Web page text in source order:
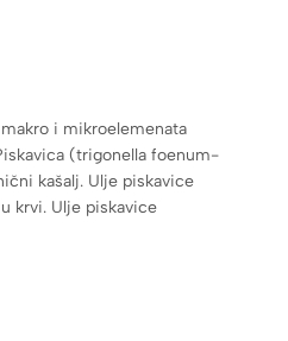
i mikroelemenata
(trigonella foenum-
kašalj. Ulje piskavice
krvi. Ulje piskavice